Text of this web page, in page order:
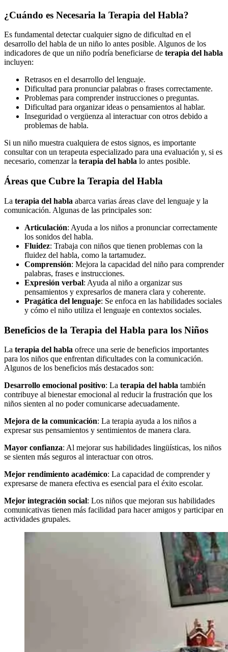
¿Cuándo es Necesaria la Terapia del Habla?
Es fundamental detectar cualquier signo de dificultad en el
desarrollo del habla de un niño lo antes posible. Algunos de los
indicadores de que un niño podría beneficiarse de terapia del habla
incluyen:
Retrasos en el desarrollo del lenguaje.
Dificultad para pronunciar palabras o frases correctamente.
Problemas para comprender instrucciones o preguntas.
Dificultad para organizar ideas o pensamientos al hablar.
Inseguridad o vergüenza al interactuar con otros debido a
problemas de habla.
Si un niño muestra cualquiera de estos signos, es importante
consultar con un terapeuta especializado para una evaluación y, si es
necesario, comenzar la terapia del habla lo antes posible.
Áreas que Cubre la Terapia del Habla
La terapia del habla abarca varias áreas clave del lenguaje y la
comunicación. Algunas de las principales son:
Articulación: Ayuda a los niños a pronunciar correctamente
los sonidos del habla.
Fluidez: Trabaja con niños que tienen problemas con la
fluidez del habla, como la tartamudez.
Comprensión: Mejora la capacidad del niño para comprender
palabras, frases e instrucciones.
Expresión verbal: Ayuda al niño a organizar sus
pensamientos y expresarlos de manera clara y coherente.
Pragática del lenguaje: Se enfoca en las habilidades sociales
y cómo el niño utiliza el lenguaje en contextos sociales.
Beneficios de la Terapia del Habla para los Niños
La terapia del habla ofrece una serie de beneficios importantes
para los niños que enfrentan dificultades con la comunicación.
Algunos de los beneficios más destacados son:
Desarrollo emocional positivo: La terapia del habla también
contribuye al bienestar emocional al reducir la frustración que los
niños sienten al no poder comunicarse adecuadamente.
Mejora de la comunicación: La terapia ayuda a los niños a
expresar sus pensamientos y sentimientos de manera clara.
Mayor confianza: Al mejorar sus habilidades lingüísticas, los niños
se sienten más seguros al interactuar con otros.
Mejor rendimiento académico: La capacidad de comprender y
expresarse de manera efectiva es esencial para el éxito escolar.
Mejor integración social: Los niños que mejoran sus habilidades
comunicativas tienen más facilidad para hacer amigos y participar en
actividades grupales.